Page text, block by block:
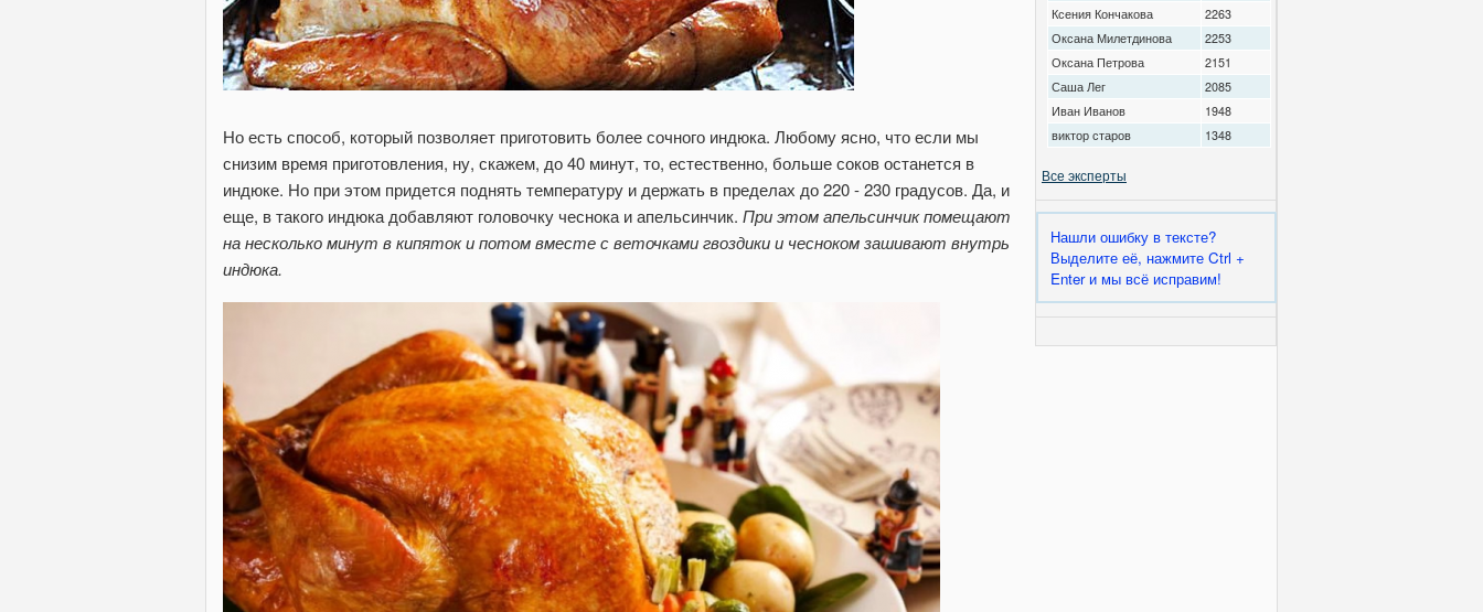
Но есть способ, который позволяет приготовить более сочного индюка. Любому ясно, что если мы
снизим время приготовления, ну, скажем, до 40 минут, то, естественно, больше соков останется в
индюке. Но при этом придется поднять температуру и держать в пределах до 220 - 230 градусов. Да, и
еще, в такого индюка добавляют головочку чеснока и апельсинчик. При этом апельсинчик помещают
на несколько минут в кипяток и потом вместе с веточками гвоздики и чесноком зашивают внутрь
индюка.
Ксения Кончакова
2263
Оксана Милетдинова
2253
Оксана Петрова
2151
Саша Лег
2085
Иван Иванов
1948
виктор старов
1348
Все эксперты
Нашли ошибку в тексте?
Выделите её, нажмите Ctrl +
Enter и мы всё исправим!